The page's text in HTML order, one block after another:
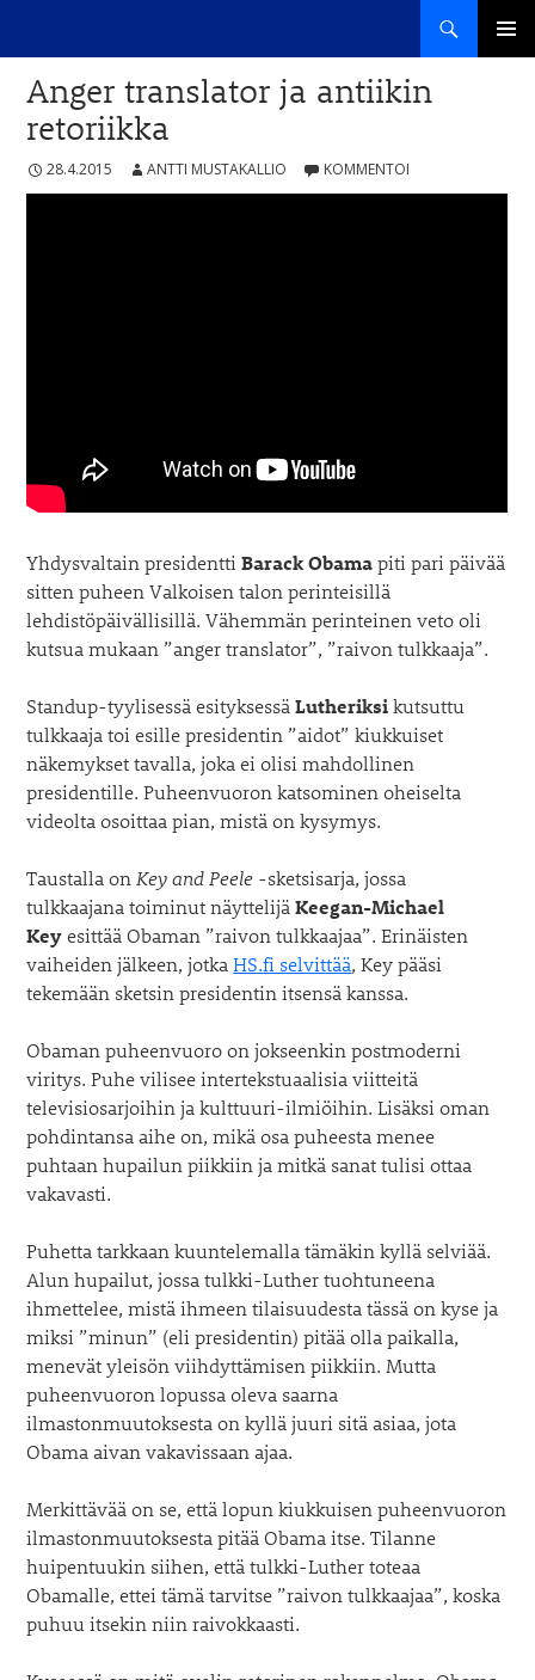
SISÄLTÖÖN
Anger translator ja antiikin
retoriikka
28.4.2015 ANTTI MUSTAKALLIO KOMMENTOI
Yhdysvaltain presidenttiBarack Obamapiti pari päivää
sitten puheen Valkoisen talon perinteisillä
lehdistöpäivällisillä. Vähemmän perinteinen veto oli
kutsua mukaan ”anger translator”, ”raivon tulkkaaja”.
Standup-tyylisessä esityksessäLutheriksikutsuttu
tulkkaaja toi esille presidentin ”aidot” kiukkuiset
näkemykset tavalla, joka ei olisi mahdollinen
presidentille. Puheenvuoron katsominen oheiselta
videolta osoittaa pian, mistä on kysymys.
Taustalla on Key and Peele -sketsisarja, jossa
tulkkaajana toiminut näyttelijäKeegan-Michael
Keyesittää Obaman ”raivon tulkkaajaa”. Erinäisten
vaiheiden jälkeen, jotkaHS.fi selvittää, Key pääsi
tekemään sketsin presidentin itsensä kanssa.
Obaman puheenvuoro on jokseenkin postmoderni
viritys. Puhe vilisee intertekstuaalisia viitteitä
televisiosarjoihin ja kulttuuri-ilmiöihin. Lisäksi oman
pohdintansa aihe on, mikä osa puheesta menee
puhtaan hupailun piikkiin ja mitkä sanat tulisi ottaa
vakavasti.
Puhetta tarkkaan kuuntelemalla tämäkin kyllä selviää.
Alun hupailut, jossa tulkki-Luther tuohtuneena
ihmettelee, mistä ihmeen tilaisuudesta tässä on kyse ja
miksi ”minun” (eli presidentin) pitää olla paikalla,
menevät yleisön viihdyttämisen piikkiin. Mutta
puheenvuoron lopussa oleva saarna
ilmastonmuutoksesta on kyllä juuri sitä asiaa, jota
Obama aivan vakavissaan ajaa.
Merkittävää on se, että lopun kiukkuisen puheenvuoron
ilmastonmuutoksesta pitää Obama itse. Tilanne
huipentuukin siihen, että tulkki-Luther toteaa
Obamalle, ettei tämä tarvitse ”raivon tulkkaajaa”, koska
puhuu itsekin niin raivokkaasti.